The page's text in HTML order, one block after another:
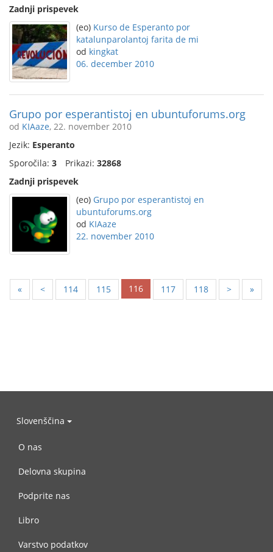
Zadnji prispevek
(eo) Kurso de Esperanto por
katalunparolantoj farita de mi
od kingkat
06. december 2010
Grupo por esperantistoj en ubuntuforums.org
od KIAaze, 22. november 2010
Jezik: Esperanto
Sporočila: 3 Prikazi: 32868
Zadnji prispevek
(eo) Grupo por esperantistoj en
ubuntuforums.org
od KIAaze
22. november 2010
« < 114 115 116 117 118 > »
Slovenščina
O nas
Delovna skupina
Podprite nas
Libro
Varstvo podatkov